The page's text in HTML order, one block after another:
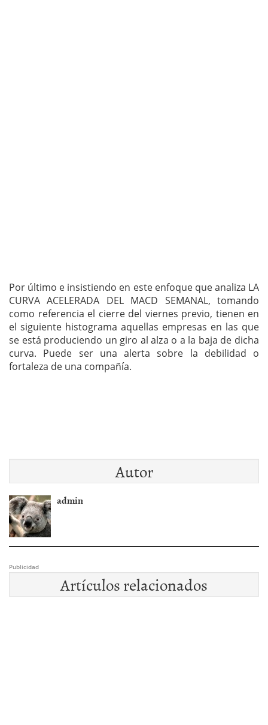
Por último e insistiendo en este enfoque que analiza LA
CURVA ACELERADA DEL MACD SEMANAL, tomando
como referencia el cierre del viernes previo, tienen en
el siguiente histograma aquellas empresas en las que
se está produciendo un giro al alza o a la baja de dicha
curva. Puede ser una alerta sobre la debilidad o
fortaleza de una compañía.
Autor
admin
Publicidad
Artículos relacionados